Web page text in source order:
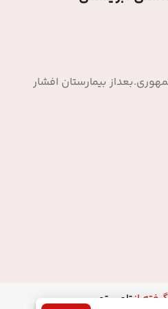
بیمارستان افشار
ازتامی تو